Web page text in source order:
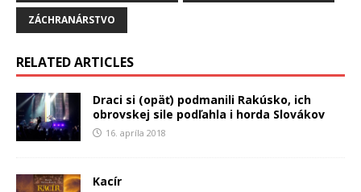
ZÁCHRANÁRSTVO
RELATED ARTICLES
Draci si (opäť) podmanili Rakúsko, ich
obrovskej sile podľahla i horda Slovákov
16. apríla 2018
Kacír